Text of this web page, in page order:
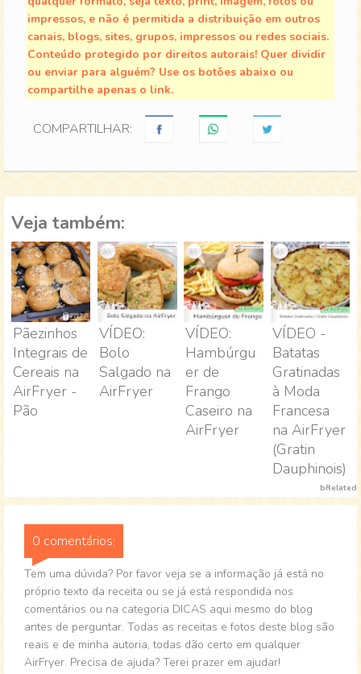
impressos, e não é permitida a distribuição em outros
canais, blogs, sites, grupos, impressos ou redes sociais.
Conteúdo protegido por direitos autorais! Quer dividir
ou enviar para alguém? Use os botões abaixo ou
compartilhe apenas o link.
COMPARTILHAR:
Veja também:
Pãezinhos
Integrais de
Cereais na
AirFryer -
Pão
VÍDEO:
Bolo
Salgado na
AirFryer
VÍDEO:
Hambúrgu
er de
Frango
Caseiro na
AirFryer
VÍDEO -
Batatas
Gratinadas
à Moda
Francesa
na AirFryer
(Gratin
Dauphinois)
bRelated
0 comentários:
Tem uma dúvida? Por favor veja se a informação já está no
próprio texto da receita ou se já está respondida nos
comentários ou na categoria DICAS aqui mesmo do blog
antes de perguntar. Todas as receitas e fotos deste blog são
reais e de minha autoria, todas dão certo em qualquer
AirFryer. Precisa de ajuda? Terei prazer em ajudar!